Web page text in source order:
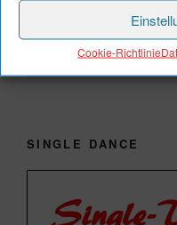
Cookie-Richtlinie
00:00
SINGLE DANCE